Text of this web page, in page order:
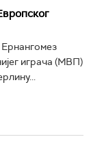
играча (МВП)